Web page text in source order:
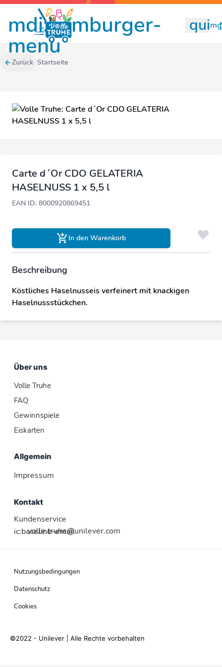
mdi:hamburger-
menu
Zurück Startseite
Carte d´Or CDO GELATERIA
HASELNUSS 1 x 5,5 l
EAN ID: 8000920869451
In den Warenkorb
Beschreibung
Köstliches Haselnusseis verfeinert mit knackigen
Haselnussstückchen.
Über uns
Volle Truhe
FAQ
Gewinnspiele
Eiskarten
Allgemein
Impressum
Kontakt
Kundenservice
ic:baseline-email
volle.truhe@unilever.com
Nutzungsbedingungen
Datenschutz
Cookies
©2022 - Unilever | Alle Rechte vorbehalten